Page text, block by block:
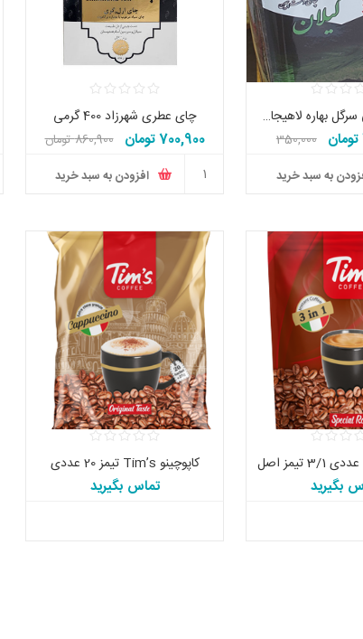
چای 250 گرمی سرگل بهاره لاهیجان ایرانی اصل
350,000
به سبد خرید
چای عطری شهرزاد 400 گرمی
700,900 تومان
860,900 تومان
افزودن به سبد خرید
بگیرید
کاپوچینو Tim’s تیمز 20 عددی
تماس بگیرید